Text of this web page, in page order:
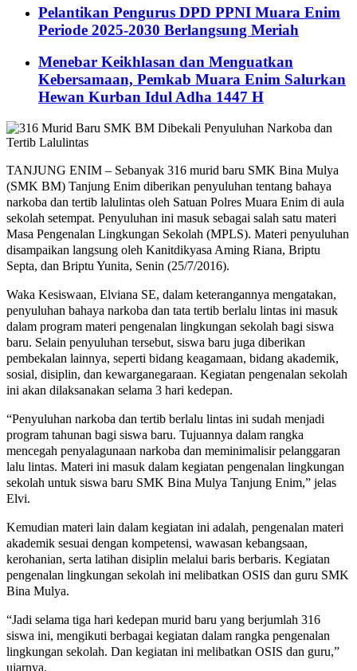
Pelantikan Pengurus DPD PPNI Muara Enim
Periode 2025-2030 Berlangsung Meriah
Menebar Keikhlasan dan Menguatkan
Kebersamaan, Pemkab Muara Enim Salurkan
Hewan Kurban Idul Adha 1447 H
TANJUNG ENIM – Sebanyak 316 murid baru SMK Bina Mulya
(SMK BM) Tanjung Enim diberikan penyuluhan tentang bahaya
narkoba dan tertib lalulintas oleh Satuan Polres Muara Enim di aula
sekolah setempat. Penyuluhan ini masuk sebagai salah satu materi
Masa Pengenalan Lingkungan Sekolah (MPLS). Materi penyuluhan
disampaikan langsung oleh Kanitdikyasa Aming Riana, Briptu
Septa, dan Briptu Yunita, Senin (25/7/2016).
Waka Kesiswaan, Elviana SE, dalam keterangannya mengatakan,
penyuluhan bahaya narkoba dan tata tertib berlalu lintas ini masuk
dalam program materi pengenalan lingkungan sekolah bagi siswa
baru. Selain penyuluhan tersebut, siswa baru juga diberikan
pembekalan lainnya, seperti bidang keagamaan, bidang akademik,
sosial, disiplin, dan kewarganegaraan. Kegiatan pengenalan sekolah
ini akan dilaksanakan selama 3 hari kedepan.
“Penyuluhan narkoba dan tertib berlalu lintas ini sudah menjadi
program tahunan bagi siswa baru. Tujuannya dalam rangka
mencegah penyalagunaan narkoba dan meminimalisir pelanggaran
lalu lintas. Materi ini masuk dalam kegiatan pengenalan lingkungan
sekolah untuk siswa baru SMK Bina Mulya Tanjung Enim,” jelas
Elvi.
Kemudian materi lain dalam kegiatan ini adalah, pengenalan materi
akademik sesuai dengan kompetensi, wawasan kebangsaan,
kerohanian, serta latihan disiplin melalui baris berbaris. Kegiatan
pengenalan lingkungan sekolah ini melibatkan OSIS dan guru SMK
Bina Mulya.
“Jadi selama tiga hari kedepan murid baru yang berjumlah 316
siswa ini, mengikuti berbagai kegiatan dalam rangka pengenalan
lingkungan sekolah. Dan kegiatan ini melibatkan OSIS dan guru,”
ujarnya.